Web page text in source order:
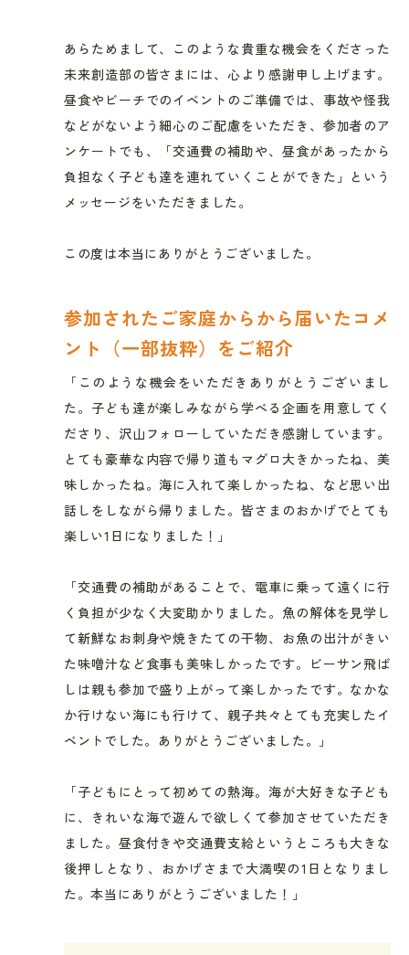
あらためまして、このような貴重な機会をくださった
未来創造部の皆さまには、心より感謝申し上げます。
昼食やビーチでのイベントのご準備では、事故や怪我
などがないよう細心のご配慮をいただき、参加者のア
ンケートでも、「交通費の補助や、昼食があったから
負担なく子ども達を連れていくことができた」という
メッセージをいただきました。
この度は本当にありがとうございました。
参加されたご家庭からから届いたコメ
ント（一部抜粋）をご紹介
「このような機会をいただきありがとうございまし
た。子ども達が楽しみながら学べる企画を用意してく
ださり、沢山フォローしていただき感謝しています。
とても豪華な内容で帰り道もマグロ大きかったね、美
味しかったね。海に入れて楽しかったね、など思い出
話しをしながら帰りました。皆さまのおかげでとても
楽しい1日になりました！」
「交通費の補助があることで、電車に乗って遠くに行
く負担が少なく大変助かりました。魚の解体を見学し
て新鮮なお刺身や焼きたての干物、お魚の出汁がきい
た味噌汁など食事も美味しかったです。ビーサン飛ば
しは親も参加で盛り上がって楽しかったです。なかな
か行けない海にも行けて、親子共々とても充実したイ
ベントでした。ありがとうございました。」
「子どもにとって初めての熱海。海が大好きな子ども
に、きれいな海で遊んで欲しくて参加させていただき
ました。昼食付きや交通費支給というところも大きな
後押しとなり、おかげさまで大満喫の1日となりまし
た。本当にありがとうございました！」